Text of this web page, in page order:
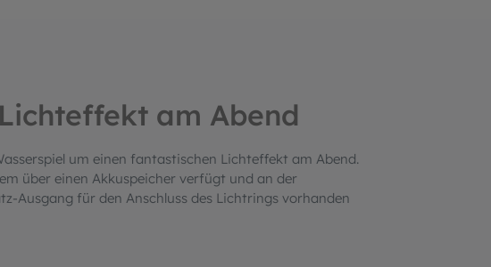
am Abend
um einen fantastischen Lichteffekt am Abend.
über einen Akkuspeicher verfügt und an der
Ausgang für den Anschluss des Lichtrings vorhanden